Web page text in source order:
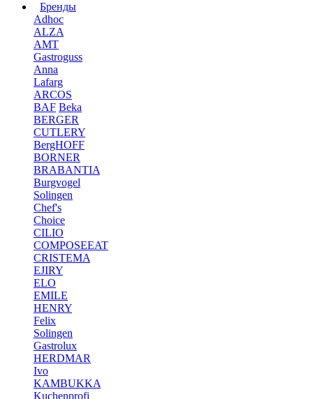
Бренды
Adhoc
ALZA
AMT
Gastroguss
Anna
Lafarg
ARCOS
BAF Beka
BERGER
CUTLERY
BergHOFF
BORNER
BRABANTIA
Burgvogel
Solingen
Chef's
Choice
CILIO
COMPOSEEAT
CRISTEMA
EJIRY
ELO
EMILE
HENRY
Felix
Solingen
Gastrolux
HERDMAR
Ivo
KAMBUKKA
Kuchenprofi